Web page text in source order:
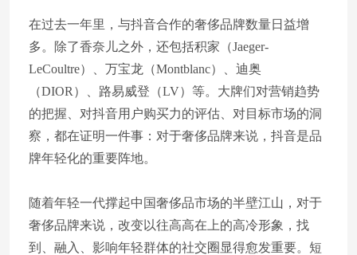
在过去一年里，与抖音合作的奢侈品牌数量日益增
多。除了香奈儿之外，还包括积家（Jaeger-
LeCoultre）、万宝龙（Montblanc）、迪奥
（DIOR）、路易威登（LV）等。大牌们对营销趋势
的把握、对抖音用户购买力的评估、对目标市场的洞
察，都在证明一件事：对于奢侈品牌来说，抖音是品
牌年轻化的重要阵地。
随着年轻一代撑起中国奢侈品市场的半壁江山，对于
奢侈品牌来说，改变以往高高在上的高冷形象，找
到、融入、影响年轻群体的社交圈显得愈发重要。短